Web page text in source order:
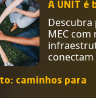
A UNIT é
Descubra
MEC
caminhos para